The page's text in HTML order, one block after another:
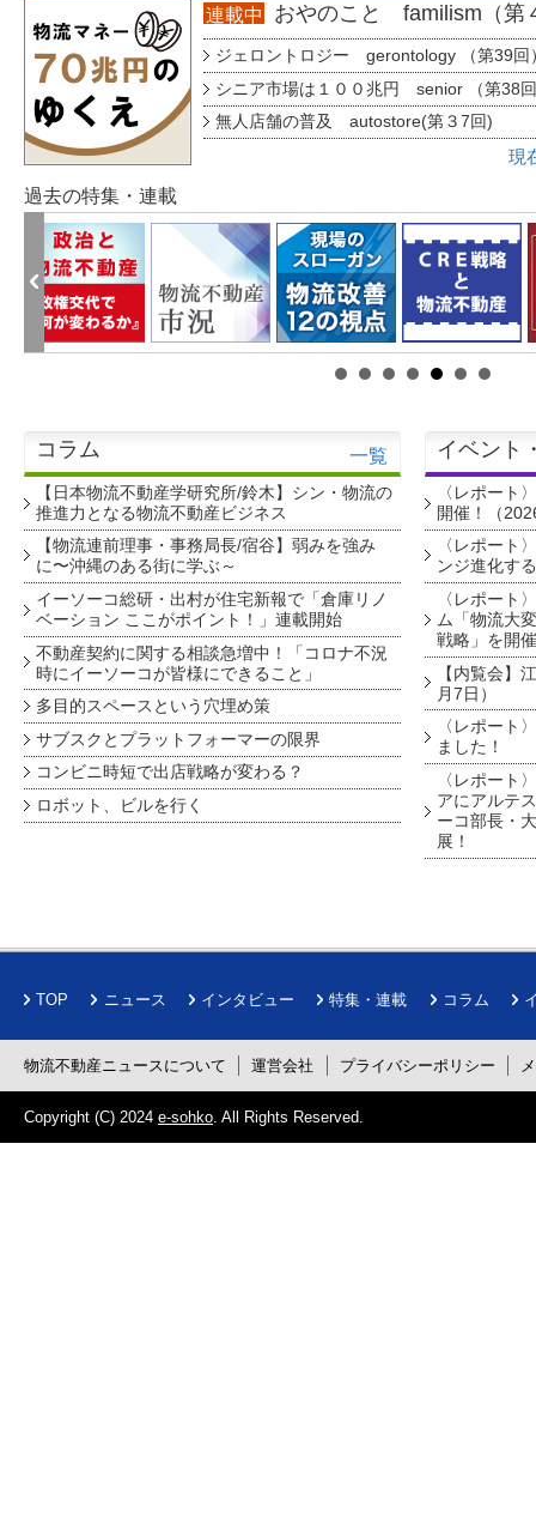
連載中 おやのこと familism（第
ジェロントロジー gerontology （第39回
シニア市場は１００兆円 senior （第38
無人店舗の普及 autostore(第３7回)
現
過去の特集・連載
コラム 一覧
【日本物流不動産学研究所/鈴木】シン・物流の
推進力となる物流不動産ビジネス
【物流連前理事・事務局長/宿谷】弱みを強み
に〜沖縄のある街に学ぶ～
イーソーコ総研・出村が住宅新報で「倉庫リノ
ベーション ここがポイント！」連載開始
不動産契約に関する相談急増中！「コロナ不況
時にイーソーコが皆様にできること」
多目的スペースという穴埋め策
サブスクとプラットフォーマーの限界
コンビニ時短で出店戦略が変わる？
ロボット、ビルを行く
イベント
〈レポート
開催！（
〈レポート
ンジ進化す
〈レポート
ム「物流大
戦略」を開
【内覧会】
月7日）
〈レポート
ました！
〈レポート
アにアルテ
ーコ部長・
展！
TOP ニュース インタビュー 特集・連載 コラム
物流不動産ニュースについて 運営会社 プライバシーポリシー
Copyright (C) 2024 e-sohko . All Rights Reserved.